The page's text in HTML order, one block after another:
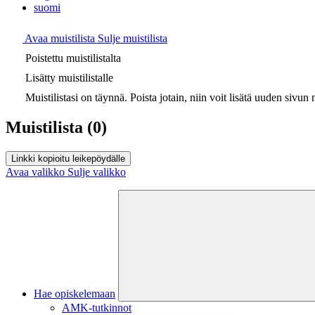
suomi
Avaa muistilista Sulje muistilista
Poistettu muistilistalta
Lisätty muistilistalle
Muistilistasi on täynnä. Poista jotain, niin voit lisätä uuden sivun
Muistilista (0)
Linkki kopioitu leikepöydälle
Avaa valikko Sulje valikko
Hae opiskelemaan
AMK-tutkinnot